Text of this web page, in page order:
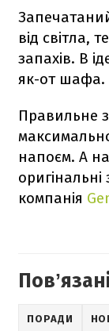
від світла,
запахів. В
як-от шафа.
Правильне
напоєм. А
компанія
ПОРАДИ